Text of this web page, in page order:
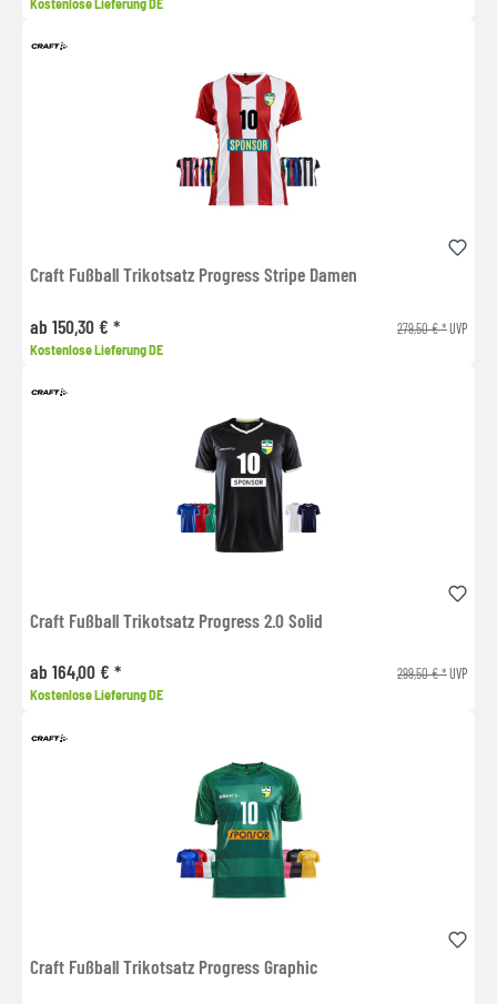
Craft Fußball Trikotsatz Progress Stripe Damen
ab 150,30 € * 279,50 € *UVP
Kostenlose Lieferung DE
Craft Fußball Trikotsatz Progress 2.0 Solid
ab 164,00 € * 299,50 € *UVP
Kostenlose Lieferung DE
Craft Fußball Trikotsatz Progress Graphic